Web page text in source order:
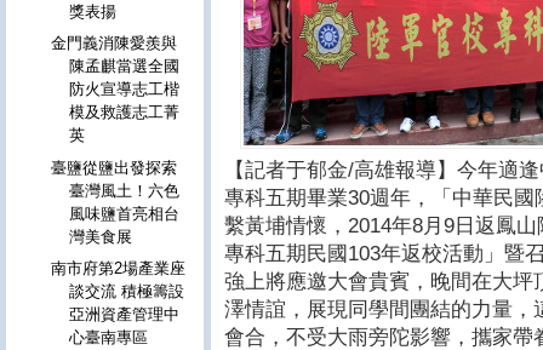
【記者于郁金/高雄報導】今年適
專科五期畢業30週年，「中華民
繫黃埔情懷，2014年8月9日返鳳
專科五期民國103年返校活動」暨
強上將應邀大會貴賓，晚間在大
澤情誼，展現同學間團結的力量
會合，不受大雨旁陀影響，攜家
獎表揚
金門義消陳愛羨與
陳孟麒當選全國
防火宣導志工楷
模及救護志工菁
英
臺鹽從鹽出發探索
臺灣風土！六色
風味鹽首亮相台
灣美食展
南市府第2場產業座
談交流 積極籌設
亞洲資產管理中
心臺南專區